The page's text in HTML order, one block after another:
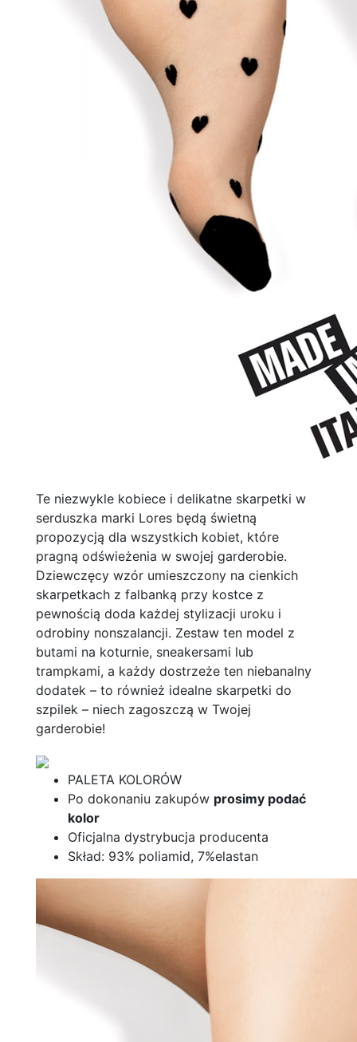
Te niezwykle kobiece i delikatne skarpetki w
serduszka marki Lores będą świetną
propozycją dla wszystkich kobiet, które
pragną odświeżenia w swojej garderobie.
Dziewczęcy wzór umieszczony na cienkich
skarpetkach z falbanką przy kostce z
pewnością doda każdej stylizacji uroku i
odrobiny nonszalancji. Zestaw ten model z
butami na koturnie, sneakersami lub
trampkami, a każdy dostrzeże ten niebanalny
dodatek – to również idealne skarpetki do
szpilek – niech zagoszczą w Twojej
garderobie!
PALETA KOLORÓW
Po dokonaniu zakupów prosimy podać
kolor
Oficjalna dystrybucja producenta
Skład: 93% poliamid, 7%elastan